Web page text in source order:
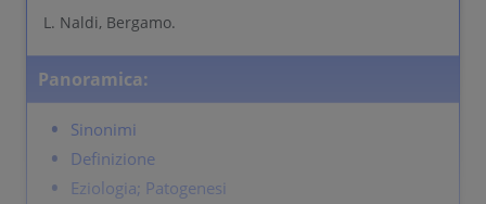
L. Naldi, Bergamo.
Panoramica:
Sinonimi
Definizione
Eziologia; Patogenesi